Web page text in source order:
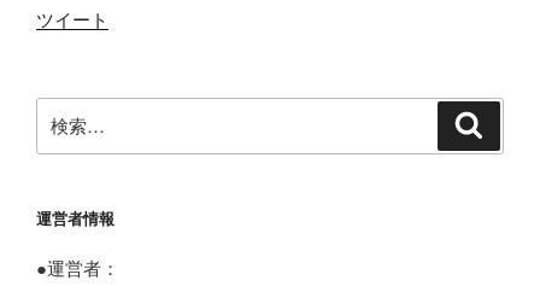
ツイート
索:
運営者情報
●運営者：